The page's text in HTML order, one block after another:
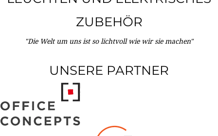
ZUBEHÖR
"Die Welt um uns ist so lichtvoll wie wir sie machen"
UNSERE PARTNER